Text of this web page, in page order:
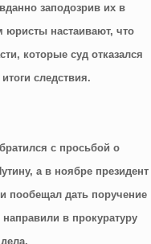
заподозрив их в
настаивают, что
которые суд отказался
следствия.
с просьбой о
а в ноябре президент
пообещал дать поручение
в прокуратуру